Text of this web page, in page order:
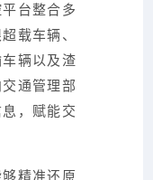
台整合多
载车辆、
辆以及渣
通管理部
，赋能交
精准还原